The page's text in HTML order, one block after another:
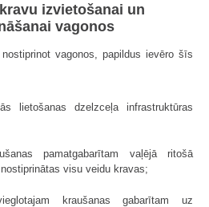
izvietošanai un
vagonos
vagonos, papildus ievēro šīs
lietošanas dzelzceļa infrastruktūras
pamatgabarītam vaļējā ritošā
visu veidu kravas;
kraušanas gabarītam uz